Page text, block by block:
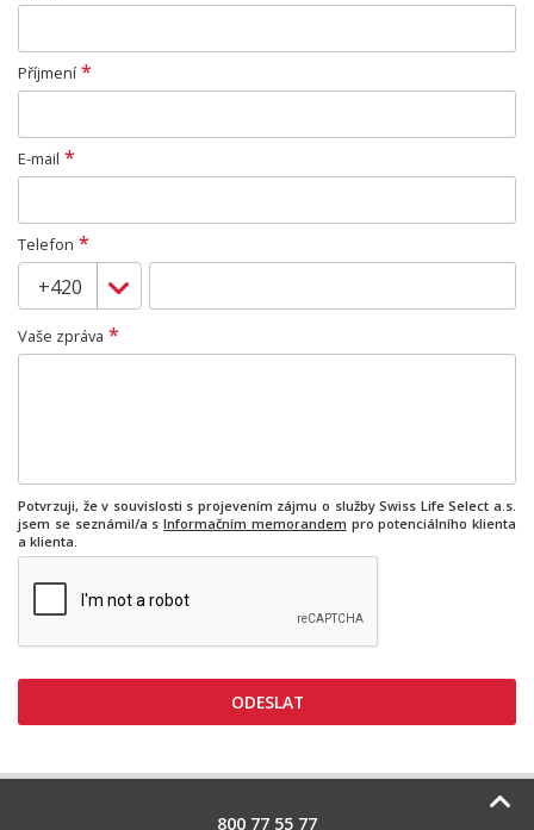
Příjmení *
E-mail *
Telefon *
Vaše zpráva *
Potvrzuji, že v souvislosti s projevením zájmu o služby Swiss Life Select a.s.
jsem se seznámil/a s Informačním memorandem pro potenciálního klienta
a klienta.
800 77 55 77